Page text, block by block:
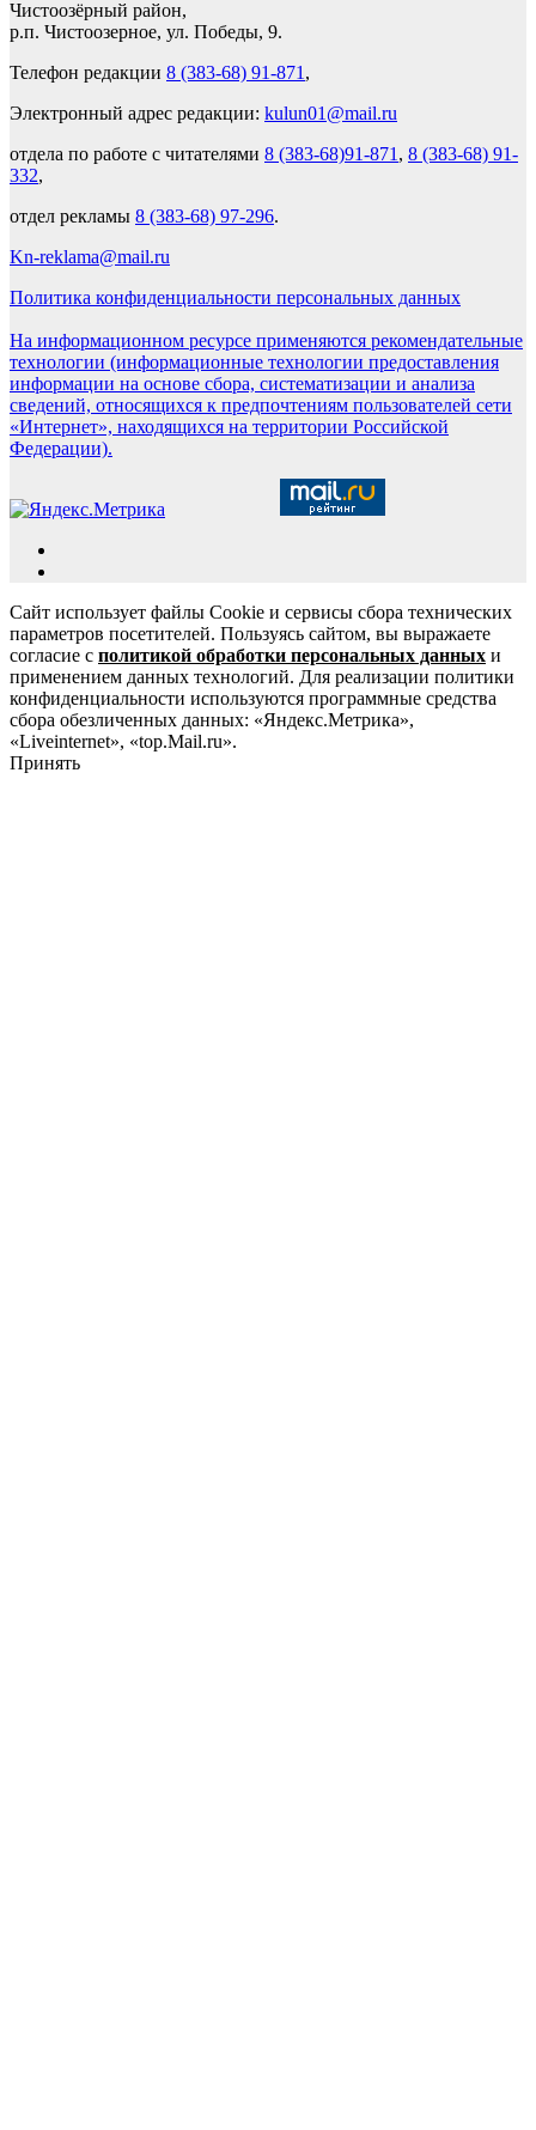
Чистоозёрный район,
р.п. Чистоозерное, ул. Победы, 9.
Телефон редакции 8 (383-68) 91-871 ,
Электронный адрес редакции: kulun01@mail.ru
отдела по работе с читателями 8 (383-68)91-871 , 8 (383-68) 91-
332,
отдел рекламы 8 (383-68) 97-296.
Kn-reklama@mail.ru
Политика конфиденциальности персональных данных
На информационном ресурсе применяются рекомендательные
технологии (информационные технологии предоставления
информации на основе сбора, систематизации и анализа
сведений, относящихся к предпочтениям пользователей сети
«Интернет», находящихся на территории Российской
Федерации).
Сайт использует файлы Cookie и сервисы сбора технических
параметров посетителей. Пользуясь сайтом, вы выражаете
согласие с политикой обработки персональных данных и
применением данных технологий. Для реализации политики
конфиденциальности используются программные средства
сбора обезличенных данных: «Яндекс.Метрика»,
«Liveinternet», «top.Mail.ru».
Принять